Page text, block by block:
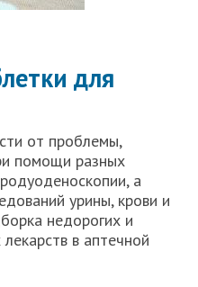
для
от проблемы,
помощи разных
а
урины, крови и
недорогих и
в аптечной